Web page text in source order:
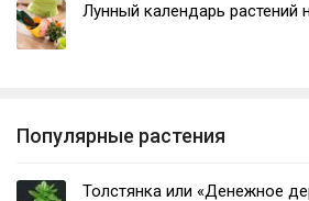
Лунный календарь растений
Популярные растения
Толстянка или «Денежное